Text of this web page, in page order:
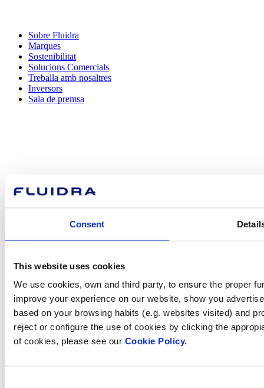
Consent
This website uses cookies
We use cookies, own and third party, to ensure the proper
improve your experience on our website, show you
based on your browsing habits (e.g. websites visited) and
reject or configure the use of cookies by clicking the
of cookies, please see our Cookie Policy.
Sobre Fluidra
Marques
Sostenibilitat
Solucions Comercials
Treballa amb nosaltres
Inversors
Sala de premsa
ajudar-te?
Contacta amb nosaltres
Trobi Fluidra
al seu país